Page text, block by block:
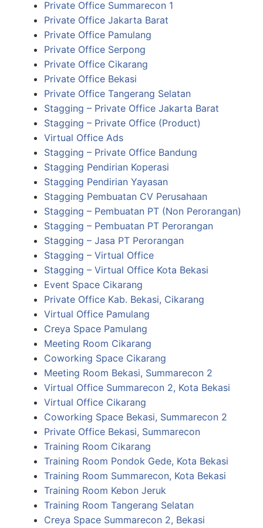
Private Office Summarecon 1
Private Office Jakarta Barat
Private Office Pamulang
Private Office Serpong
Private Office Cikarang
Private Office Bekasi
Private Office Tangerang Selatan
Stagging – Private Office Jakarta Barat
Stagging – Private Office (Product)
Virtual Office Ads
Stagging – Private Office Bandung
Stagging Pendirian Koperasi
Stagging Pendirian Yayasan
Stagging Pembuatan CV Perusahaan
Stagging – Pembuatan PT (Non Perorangan)
Stagging – Pembuatan PT Perorangan
Stagging – Jasa PT Perorangan
Stagging – Virtual Office
Stagging – Virtual Office Kota Bekasi
Event Space Cikarang
Private Office Kab. Bekasi, Cikarang
Virtual Office Pamulang
Creya Space Pamulang
Meeting Room Cikarang
Coworking Space Cikarang
Meeting Room Bekasi, Summarecon 2
Virtual Office Summarecon 2, Kota Bekasi
Virtual Office Cikarang
Coworking Space Bekasi, Summarecon 2
Private Office Bekasi, Summarecon
Training Room Cikarang
Training Room Pondok Gede, Kota Bekasi
Training Room Summarecon, Kota Bekasi
Training Room Kebon Jeruk
Training Room Tangerang Selatan
Creya Space Summarecon 2, Bekasi